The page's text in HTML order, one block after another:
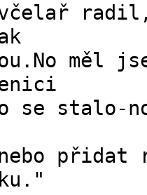
měl
se
přidat